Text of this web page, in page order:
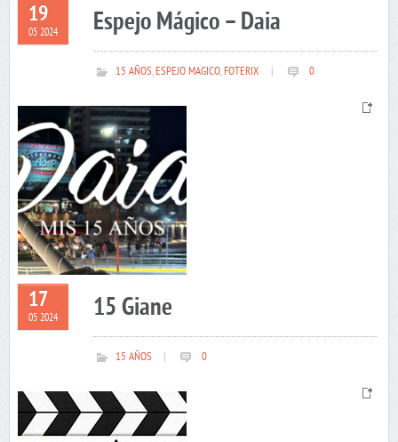
19
05 2024 Espejo Mágico – Daia
15 AÑOS,ESPEJO MAGICO,FOTERIX 0
17
05 2024 15 Giane
15 AÑOS 0